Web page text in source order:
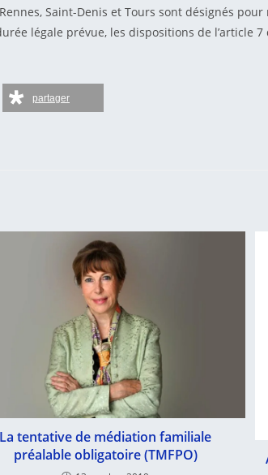
Saint-Denis et Tours sont désignés
légale prévue, les dispositions de l’article 7
partager
La tentative de médiation familiale
préalable obligatoire (TMFPO)